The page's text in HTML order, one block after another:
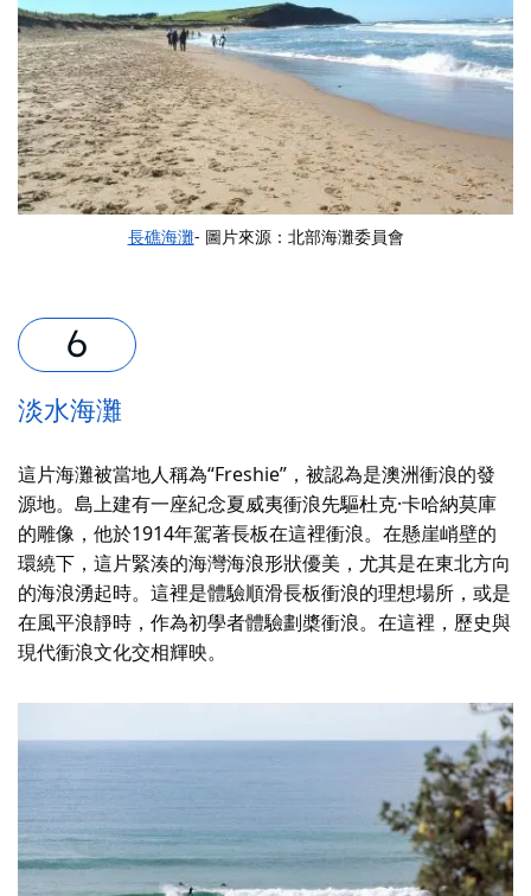
長礁海灘- 圖片來源：北部海灘委員會
淡水海灘
這片海灘被當地人稱為“Freshie”，被認為是澳洲衝浪的發
源地。島上建有一座紀念夏威夷衝浪先驅杜克·卡哈納莫庫
的雕像，他於1914年駕著長板在這裡衝浪。在懸崖峭壁的
環繞下，這片緊湊的海灣海浪形狀優美，尤其是在東北方向
的海浪湧起時。這裡是體驗順滑長板衝浪的理想場所，或是
在風平浪靜時，作為初學者體驗劃槳衝浪。在這裡，歷史與
現代衝浪文化交相輝映。